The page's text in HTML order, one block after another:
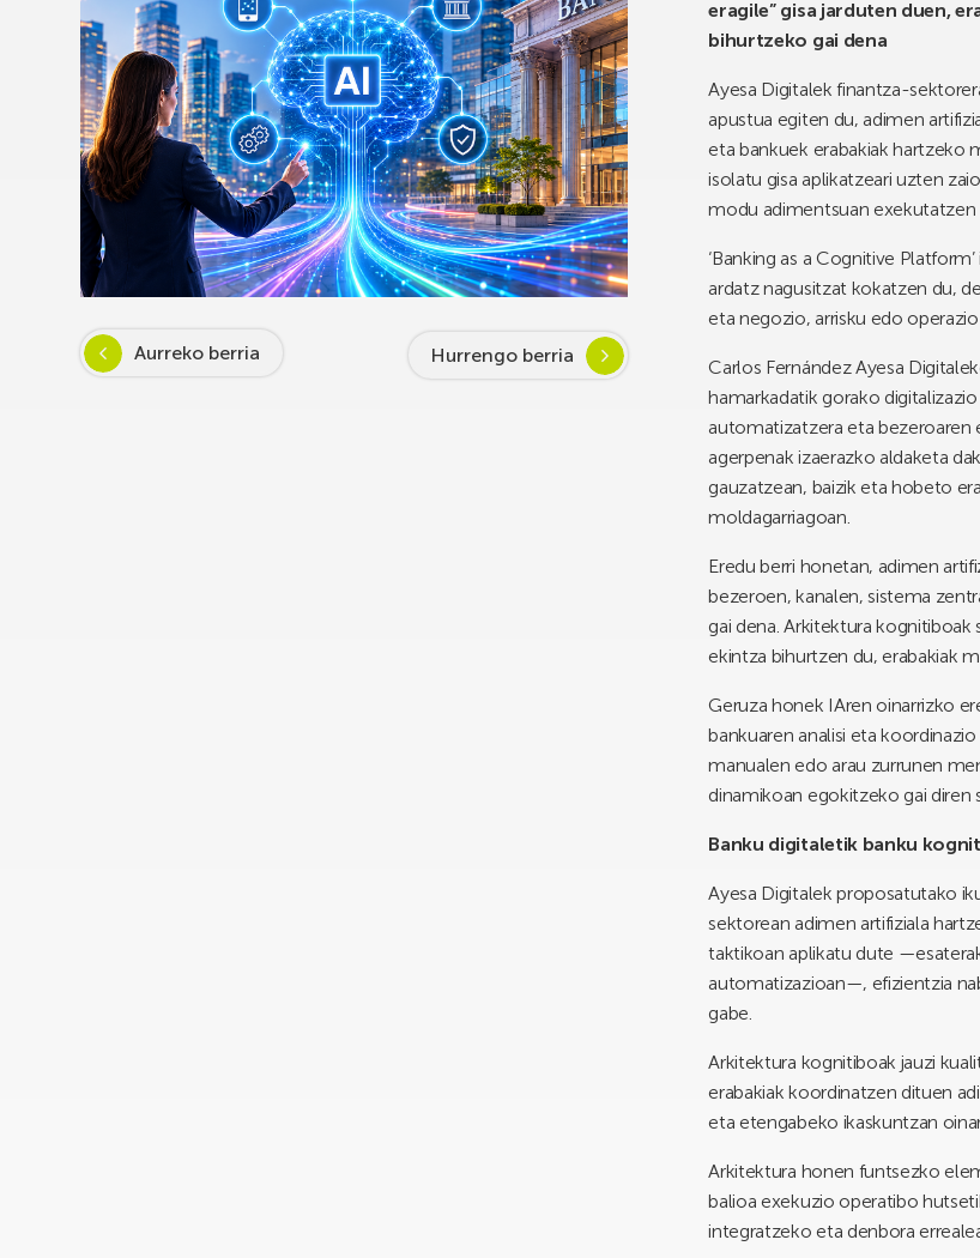
Aurreko berria Hurrengo berria
eragile” gisa jarduten duen,
bihurtzeko gai dena
Ayesa Digitalek finantza-
apustua egiten du, adimen
eta bankuek erabakiak hartzeko
isolatu gisa aplikatzeari uzten
modu adimentsuan exekutatzen
‘Banking as a Cognitive
ardatz nagusitzat kokatzen du,
eta negozio, arrisku edo
Carlos Fernández Ayesa
hamarkadatik gorako
automatizatzera eta bezeroaren
agerpenak izaerazko aldaketa
gauzatzean, baizik eta hobeto
moldagarriagoan.
Eredu berri honetan, adimen
bezeroen, kanalen, sistema
gai dena. Arkitektura
ekintza bihurtzen du, erabakiak
Geruza honek IAren oinarrizko
bankuaren analisi eta
manualen edo arau zurrunen
dinamikoan egokitzeko gai diren
Banku digitaletik banku
Ayesa Digitalek proposatutako
sektorean adimen artifiziala
taktikoan aplikatu dute
automatizazioan—, efizientzia
gabe.
Arkitektura kognitiboak jauzi
erabakiak koordinatzen dituen
eta etengabeko ikaskuntzan
Arkitektura honen funtsezko
balioa exekuzio operatibo
integratzeko eta denbora